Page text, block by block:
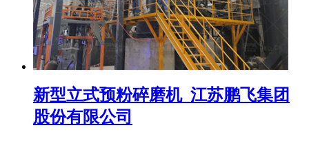
新型立式预粉碎磨机_江苏鹏飞集团
股份有限公司